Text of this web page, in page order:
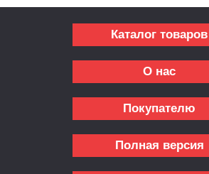
Каталог товаров
О нас
Покупателю
Полная версия